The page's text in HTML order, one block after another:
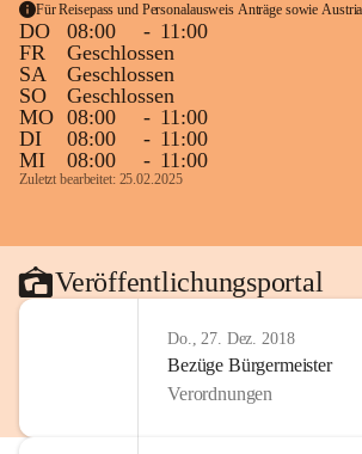
Für Reisepass und Personalausweis Anträge sowie
DO 08:00 - 11:00
FR
Geschlossen
SA
Geschlossen
SO
Geschlossen
MO 08:00 - 11:00
DI
08:00 - 11:00
MI
08:00 - 11:00
Zuletzt bearbeitet: 25.02.2025
Veröffentlichungsportal
Do., 27. Dez. 2018
Bezüge Bürgermeister
Verordnungen